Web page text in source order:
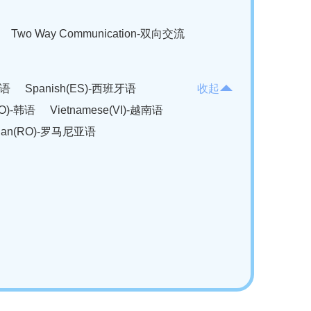
Two Way Communication-双向交流
Spanish(ES)-西班牙语
韩语
Vietnamese(VI)-越南语
罗马尼亚语
收起